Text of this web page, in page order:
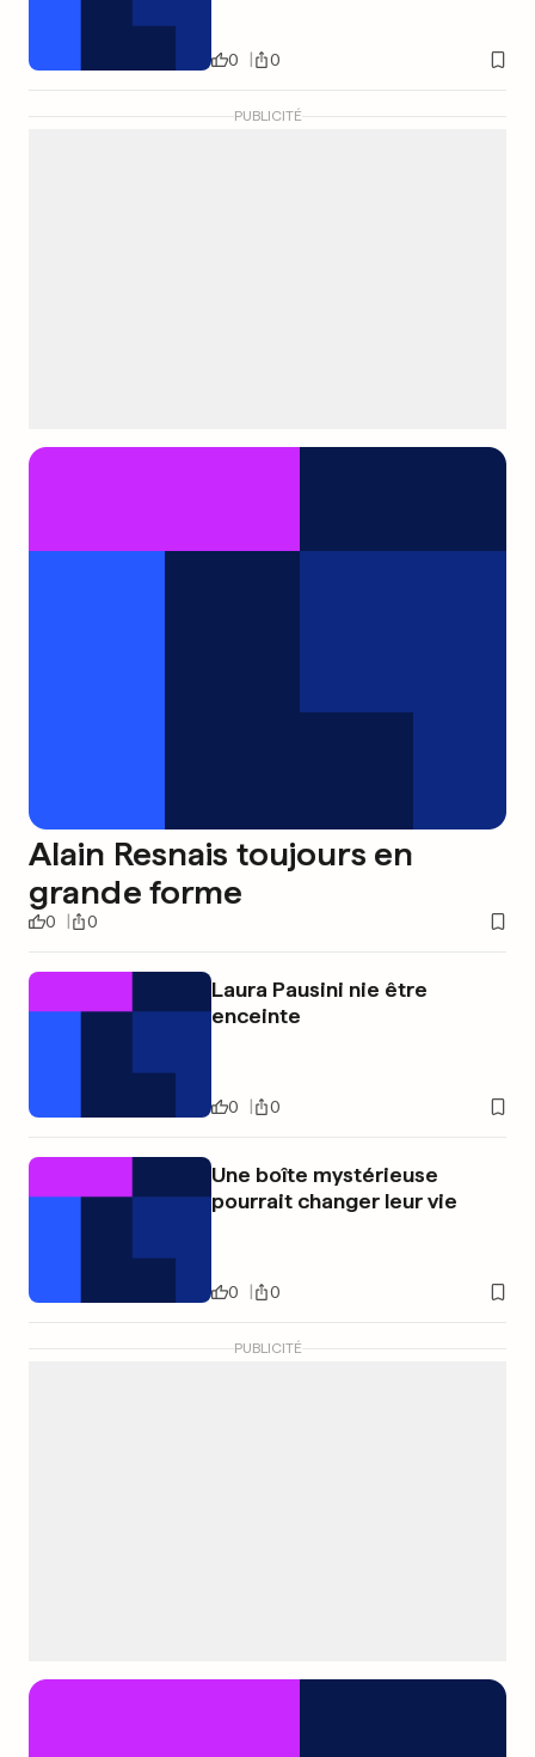
0 0
PUBLICITÉ
Alain Resnais toujours en
grande forme
0 0
Laura Pausini nie être
enceinte
0 0
Une boîte mystérieuse
pourrait changer leur vie
0 0
PUBLICITÉ